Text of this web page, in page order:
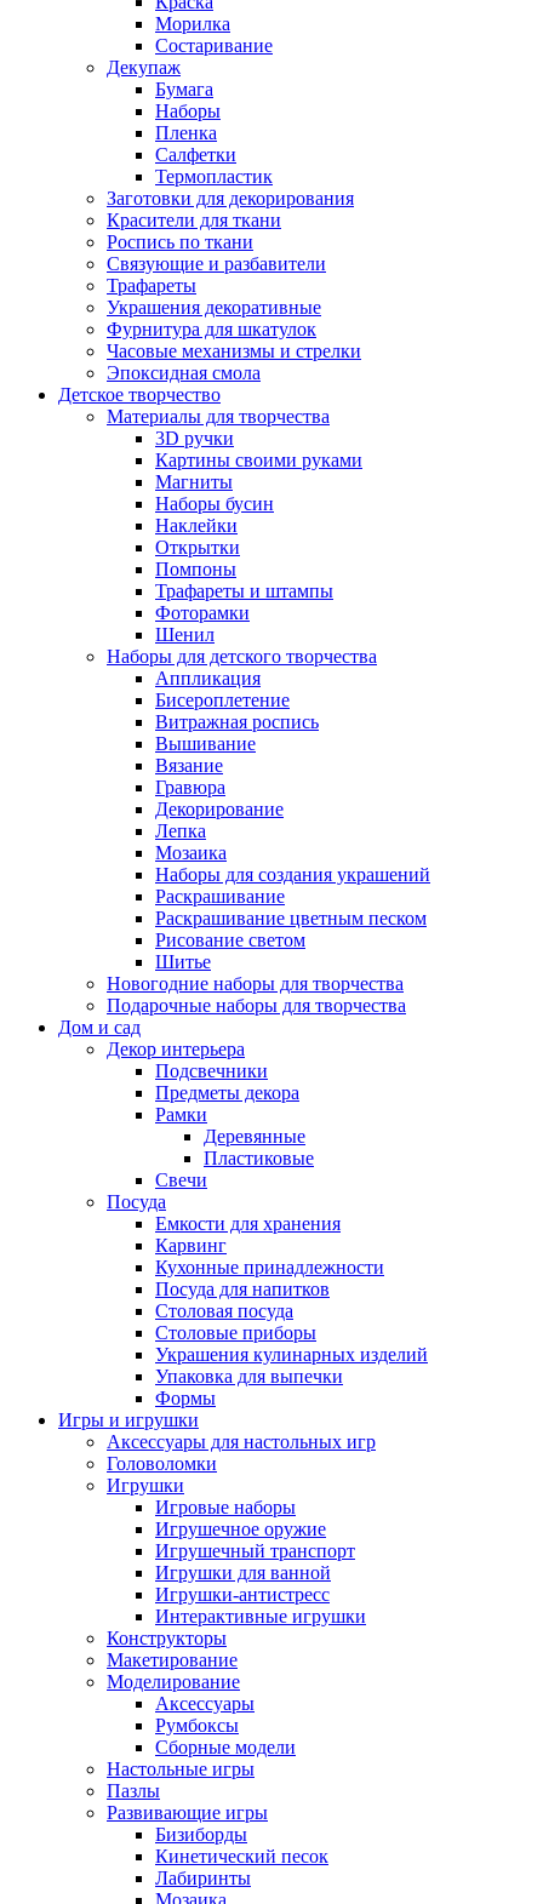
Морилка
Состаривание
Декупаж
Бумага
Наборы
Пленка
Салфетки
Термопластик
Заготовки для декорирования
Красители для ткани
Роспись по ткани
Связующие и разбавители
Трафареты
Украшения декоративные
Фурнитура для шкатулок
Часовые механизмы и стрелки
Эпоксидная смола
Детское творчество
Материалы для творчества
3D ручки
Картины своими руками
Магниты
Наборы бусин
Наклейки
Открытки
Помпоны
Трафареты и штампы
Фоторамки
Шенил
Наборы для детского творчества
Аппликация
Бисероплетение
Витражная роспись
Вышивание
Вязание
Гравюра
Декорирование
Лепка
Мозаика
Наборы для создания украшений
Раскрашивание
Раскрашивание цветным песком
Рисование светом
Шитье
Новогодние наборы для творчества
Подарочные наборы для творчества
Дом и сад
Декор интерьера
Подсвечники
Предметы декора
Рамки
Деревянные
Пластиковые
Свечи
Посуда
Емкости для хранения
Карвинг
Кухонные принадлежности
Посуда для напитков
Столовая посуда
Столовые приборы
Украшения кулинарных изделий
Упаковка для выпечки
Формы
Игры и игрушки
Аксессуары для настольных игр
Головоломки
Игрушки
Игровые наборы
Игрушечное оружие
Игрушечный транспорт
Игрушки для ванной
Игрушки-антистресс
Интерактивные игрушки
Конструкторы
Макетирование
Моделирование
Аксессуары
Румбоксы
Сборные модели
Настольные игры
Пазлы
Развивающие игры
Бизиборды
Кинетический песок
Лабиринты
Мозаика